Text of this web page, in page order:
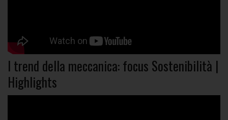
I trend della meccanica: focus Sostenibilità |
Highlights